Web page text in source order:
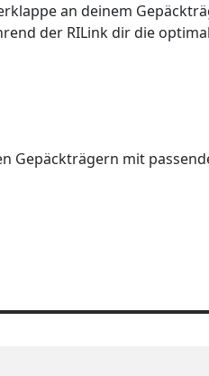
an deinem
der RILink dir die
Gepäckträgern mit